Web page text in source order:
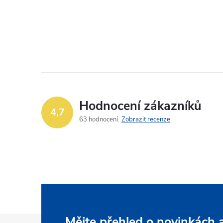
4,7 Hodnocení zákazníků
63 hodnocení Zobrazit recenze